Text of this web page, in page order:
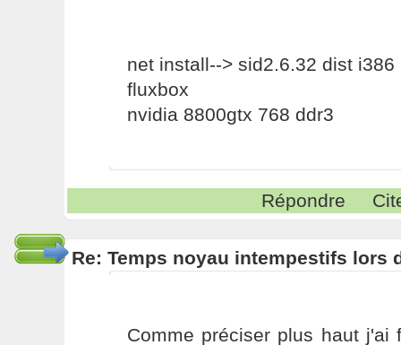
net install--> sid2.6.32 dist i386
fluxbox
nvidia 8800gtx 768 ddr3
Répondre
Re: Temps noyau intempestifs lors
Comme préciser plus haut j'ai